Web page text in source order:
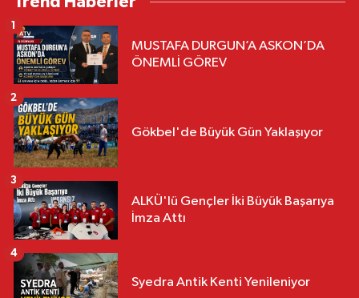
MUSTAFA DURGUN’A ASKON’DA
ÖNEMLİ GÖREV
1
Gökbel'de Büyük Gün Yaklaşıyor
2
ALKÜ'lü Gençler İki Büyük Başarıya
İmza Attı
3
Syedra Antik Kenti Yenileniyor
4